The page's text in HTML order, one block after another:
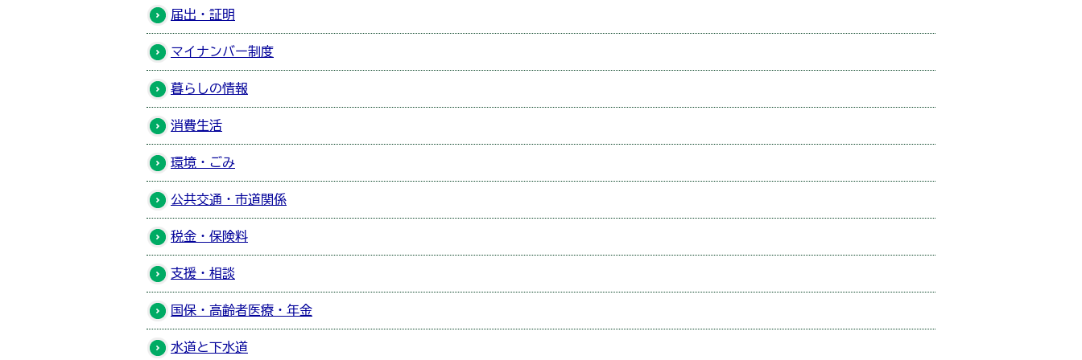
届出・証明
マイナンバー制度
暮らしの情報
消費生活
環境・ごみ
公共交通・市道関係
税金・保険料
支援・相談
国保・高齢者医療・年金
水道と下水道